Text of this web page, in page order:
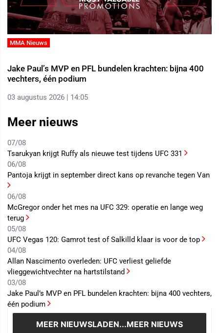
MMA Nieuws
Jake Paul’s MVP en PFL bundelen krachten: bijna 400
vechters, één podium
03 augustus 2026 | 14:05
Meer nieuws
07/08
Tsarukyan krijgt Ruffy als nieuwe test tijdens UFC 331
06/08
Pantoja krijgt in september direct kans op revanche tegen Van
06/08
McGregor onder het mes na UFC 329: operatie en lange weg
terug
05/08
UFC Vegas 120: Gamrot test of Salkilld klaar is voor de top
04/08
Allan Nascimento overleden: UFC verliest geliefde
vlieggewichtvechter na hartstilstand
03/08
Jake Paul’s MVP en PFL bundelen krachten: bijna 400 vechters,
één podium
MEER NIEUWSLADEN...MEER NIEUWS